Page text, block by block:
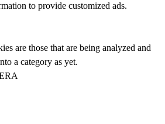
to provide customized ads.
are those that are being analyzed and
a category as yet.